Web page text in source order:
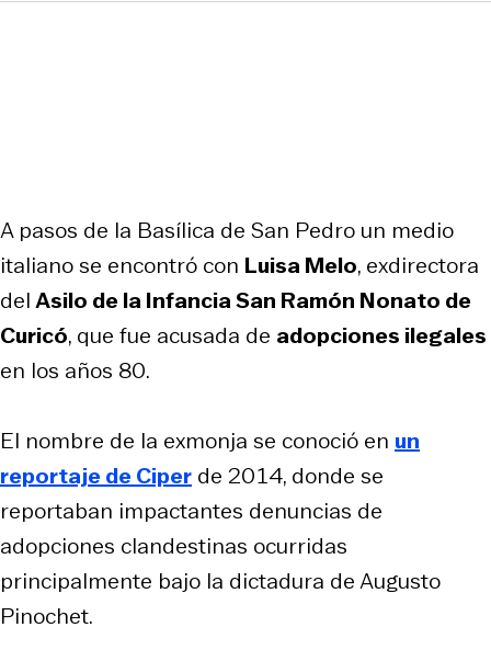
A pasos de la Basílica de San Pedro un medio
italiano se encontró con Luisa Melo, exdirectora
delAsilo de la Infancia San Ramón Nonato de
Curicó, que fue acusada de adopciones ilegales
en los años 80.
El nombre de la exmonja se conoció en un
reportaje de Ciper de 2014, donde se
reportaban impactantes denuncias de
adopciones clandestinas ocurridas
principalmente bajo la dictadura de Augusto
Pinochet.